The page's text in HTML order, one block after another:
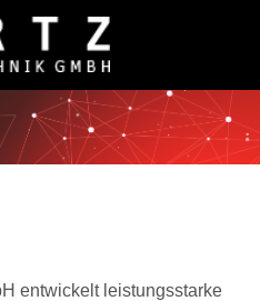
entwickelt leistungsstarke